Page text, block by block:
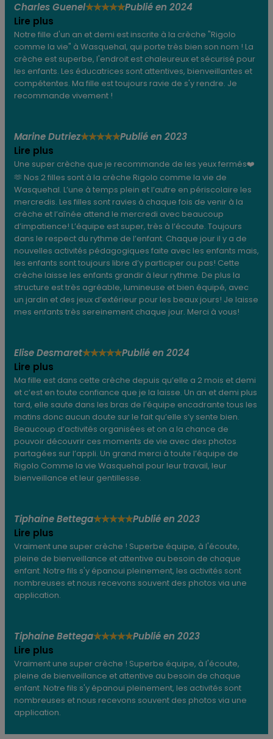
Charles Guenel★★★★★Publié en 2024
Lire plus
Notre fille d'un an et demi est inscrite à la crèche "Rigolo
comme la vie" à Wasquehal, qui porte très bien son nom ! La
crèche est superbe, l'endroit est chaleureux et sécurisé pour
les enfants. Les éducatrices sont attentives, bienveillantes et
compétentes. Ma fille est toujours ravie de s'y rendre. Je
recommande vivement !
Marine Dutriez★★★★★Publié en 2023
Lire plus
Une super crèche que je recommande de les yeux fermés❤️
🫶 Nos 2 filles sont à la crèche Rigolo comme la vie de
Wasquehal. L’une à temps plein et l’autre en périscolaire les
mercredis. Les filles sont ravies à chaque fois de venir à la
crèche et l’aînée attend le mercredi avec beaucoup
d’impatience! L’équipe est super, très à l’écoute. Toujours
dans le respect du rythme de l’enfant. Chaque jour il y a de
nouvelles activités pédagogiques faite avec les enfants mais,
les enfants sont toujours libre d’y participer ou pas! Cette
crèche laisse les enfants grandir à leur rythme. De plus la
structure est très agréable, lumineuse et bien équipé, avec
un jardin et des jeux d’extérieur pour les beaux jours! Je laisse
mes enfants très sereinement chaque jour. Merci à vous!
Elise Desmaret★★★★★Publié en 2024
Lire plus
Ma fille est dans cette crèche depuis qu’elle a 2 mois et demi
et c’est en toute confiance que je la laisse. Un an et demi plus
tard, elle saute dans les bras de l’équipe encadrante tous les
matins donc aucun doute sur le fait qu’elle s’y sente bien.
Beaucoup d’activités organisées et on a la chance de
pouvoir découvrir ces moments de vie avec des photos
partagées sur l’appli. Un grand merci à toute l’équipe de
Rigolo Comme la vie Wasquehal pour leur travail, leur
bienveillance et leur gentillesse.
Tiphaine Bettega★★★★★Publié en 2023
Lire plus
Vraiment une super crèche ! Superbe équipe, à l'écoute,
pleine de bienveillance et attentive au besoin de chaque
enfant. Notre fils s'y épanoui pleinement, les activités sont
nombreuses et nous recevons souvent des photos via une
application.
Tiphaine Bettega★★★★★Publié en 2023
Lire plus
Vraiment une super crèche ! Superbe équipe, à l'écoute,
pleine de bienveillance et attentive au besoin de chaque
enfant. Notre fils s'y épanoui pleinement, les activités sont
nombreuses et nous recevons souvent des photos via une
application.